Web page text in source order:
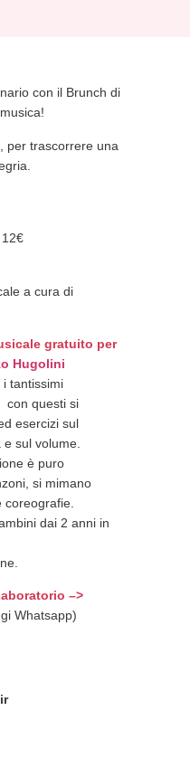
con il Brunch di
per trascorrere una
a cura di
gratuito per
Hugolini
i tantissimi
con questi si
esercizi sul
sul volume.
è puro
si mimano
dai 2 anni in
–>
Whatsapp)